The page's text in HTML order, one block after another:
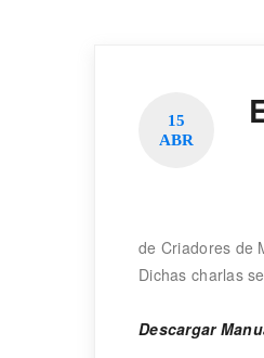
15
ABR
de Criadores de
Dichas charlas
Descargar